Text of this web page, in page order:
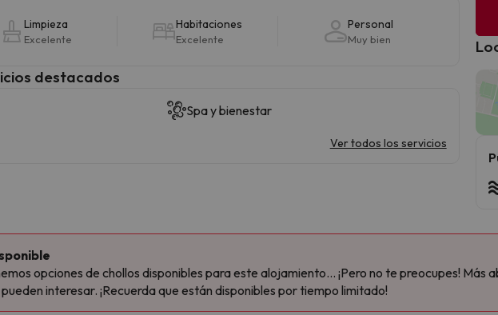
Limpieza
Excelente
Habitaciones
Excelente
Personal
Muy bien
destacados
Spa y bienestar
Ver todos los servicios
opciones de chollos disponibles para este alojamiento... ¡Pero no te preocupes! Más
interesar. ¡Recuerda que están disponibles por tiempo limitado!